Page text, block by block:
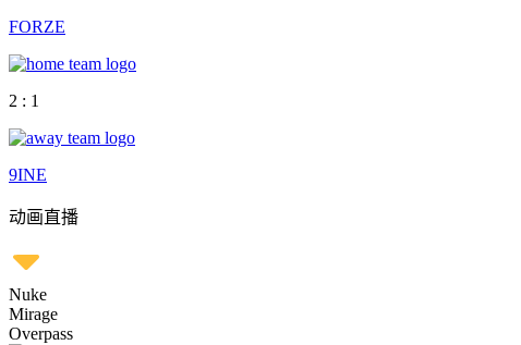
FORZE
2 : 1
9INE
动画直播
Nuke
Mirage
Overpass